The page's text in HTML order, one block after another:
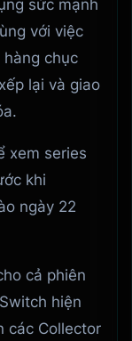
sức mạnh
với việc
chục
lại và giao
xem series
khi
ngày 22
cả phiên
hiện
các Collector